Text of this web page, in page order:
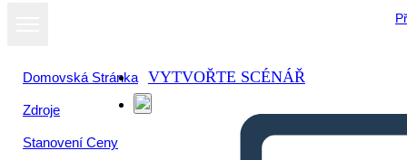
Domovská Stránka
Zdroje
Stanovení Ceny
VYTVOŘTE SCÉNÁŘ